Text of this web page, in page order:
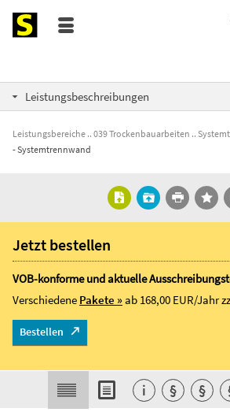
Leistungsbeschreibungen
Leistungsbereiche 039 Trockenbauarbeiten
- Systemtrennwand
Jetzt bestellen
VOB-konforme und aktuelle
Verschiedene Pakete »ab 168,00 EUR/Jahr
Bestellen
i § §